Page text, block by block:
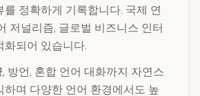
를 정확하게 기록합니다. 국제 연
저널리즘, 글로벌 비즈니스 인터
화되어 있습니다.
방언, 혼합 언어 대화까지 자연스
하며 다양한 언어 환경에서도 높